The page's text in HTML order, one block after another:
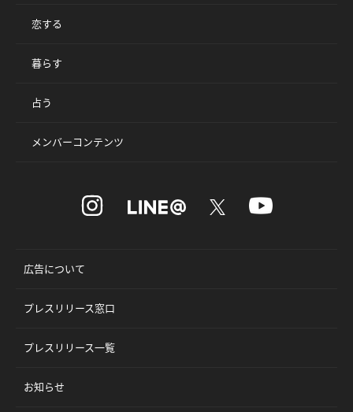
恋する
暮らす
占う
メンバーコンテンツ
広告について
プレスリリース窓口
プレスリリース一覧
お知らせ